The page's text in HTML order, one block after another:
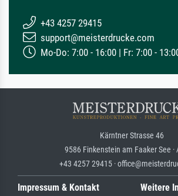
+43 4257 29415
support@meisterdrucke.com
Mo-Do: 7:00 - 16:00 | Fr: 7:00 -
Kärntner Strasse 46
9586 Finkenstein am Faaker See ·
+43 4257 29415 ·
Impressum & Kontakt Weitere